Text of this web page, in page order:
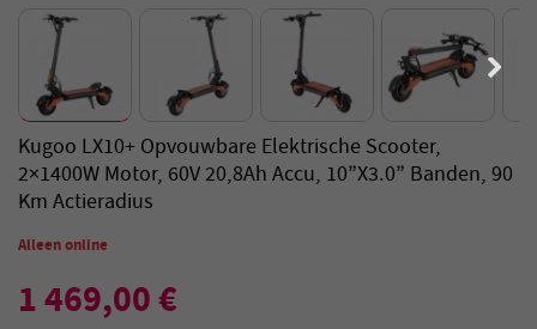
Kugoo LX10+ Opvouwbare Elektrische Scooter,
2×1400W Motor, 60V 20,8Ah Accu, 10”x3.0” Banden, 90
Km Actieradius
Alleen online
1 469,00 €